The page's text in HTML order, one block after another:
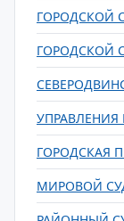
ГОРОДСКОЙ
ГОРОДСКОЙ
ГОРОДСКАЯ
МИРОВОЙ